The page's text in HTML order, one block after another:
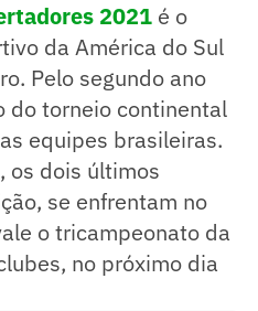
2021 é o
da América do Sul
Pelo segundo ano
do torneio continental
equipes brasileiras.
os dois últimos
se enfrentam no
o tricampeonato da
no próximo dia